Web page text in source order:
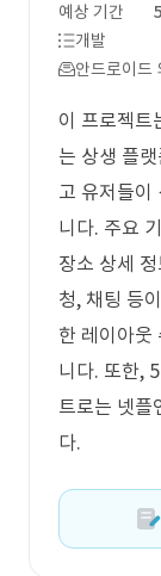
예상 기간
개발
안드로이드
이 프로젝트
는 상생 플
고 유저들이
니다. 주요
장소 상세
청, 채팅 등
한 레이아웃
니다. 또한,
트로는 넷플
다.